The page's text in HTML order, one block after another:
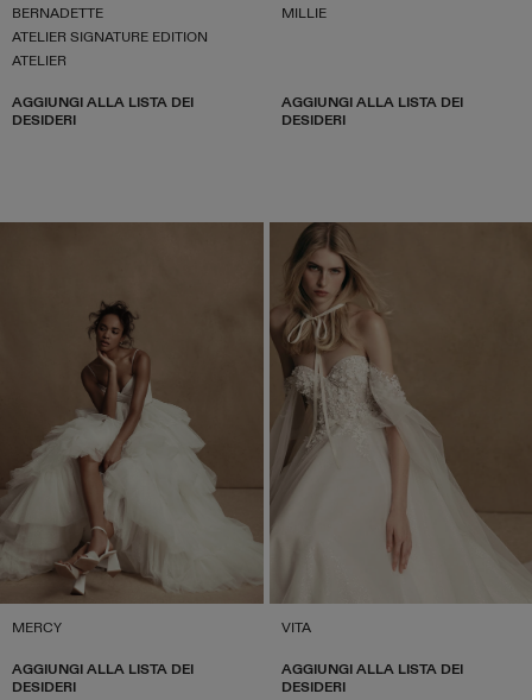
BERNADETTE
ATELIER SIGNATURE EDITION
ATELIER
AGGIUNGI ALLA LISTA DEI
DESIDERI
MILLIE
AGGIUNGI ALLA LISTA DEI
DESIDERI
MERCY
AGGIUNGI ALLA LISTA DEI
DESIDERI
VITA
AGGIUNGI ALLA LISTA DEI
DESIDERI